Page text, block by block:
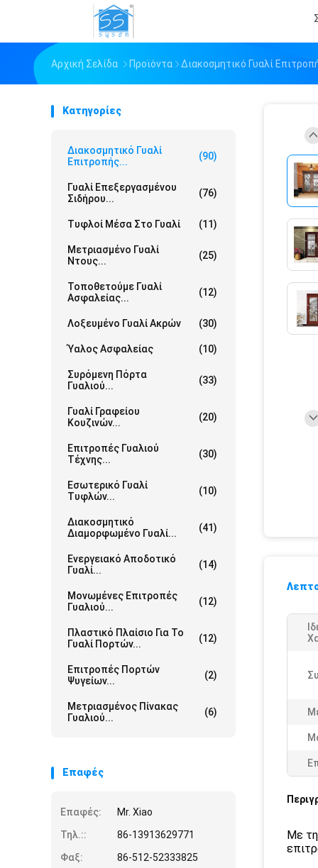
Αρχική Σελίδα Προϊόντα Διακοσμητικό Γυαλί
Κατηγορίες
Διακοσμητικό Γυαλί
Επιτροπής...
(90)
Γυαλί Επεξεργασμένου
Σιδήρου...
(76)
Τυφλοί Μέσα Στο Γυαλί (11)
Μετριασμένο Γυαλί
Ντους...
(25)
Τοποθετούμε Γυαλί
Ασφαλείας...
(12)
Λοξευμένο Γυαλί Ακρών (30)
Ύαλος Ασφαλείας (10)
Συρόμενη Πόρτα
Γυαλιού...
(33)
Γυαλί Γραφείου
Κουζινών...
(20)
Επιτροπές Γυαλιού
Τέχνης...
(30)
Εσωτερικό Γυαλί
Τυφλών...
(10)
Διακοσμητικό
Διαμορφωμένο Γυαλί...
(41)
Ενεργειακό Αποδοτικό
Γυαλί...
(14)
Μονωμένες Επιτροπές
Γυαλιού...
(12)
Πλαστικό Πλαίσιο Για Το
Γυαλί Πορτών...
(12)
Επιτροπές Πορτών
Ψυγείων...
(2)
Μετριασμένος Πίνακας
Γυαλιού...
(6)
Επαφές
Επαφές:
Mr. Xiao
Τηλ.::
86-13913629771
Φαξ:
86-512-52333825
Με